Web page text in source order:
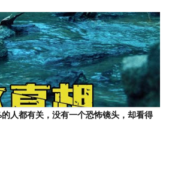
的人都有关，没有一个恐怖镜头，却看得